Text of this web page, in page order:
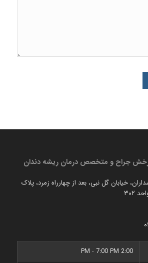
جراح و متخصص درمان ریشه دندان
خیابان گل نبی، بعد از چهارراه زمرد، پلاک
2:00 PM - 7:00 PM